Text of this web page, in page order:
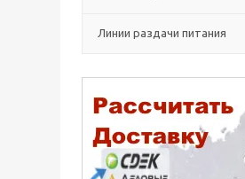
Линии раздачи питания